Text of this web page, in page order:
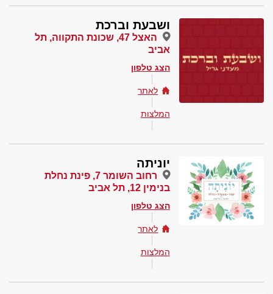
ושבעת וברכת
האצל 47, שכונת התקווה, תל
אביב
הצג טלפון
לאתר
המלצות
יוניתה
רחוב השומר 7, פינת נחלת
בנימין 12, תל אביב
הצג טלפון
לאתר
המלצות